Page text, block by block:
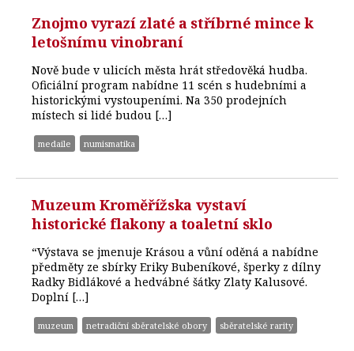
Znojmo vyrazí zlaté a stříbrné mince k
letošnímu vinobraní
Nově bude v ulicích města hrát středověká hudba.
Oficiální program nabídne 11 scén s hudebními a
historickými vystoupeními. Na 350 prodejních
místech si lidé budou […]
medaile numismatika
Muzeum Kroměřížska vystaví
historické flakony a toaletní sklo
“Výstava se jmenuje Krásou a vůní oděná a nabídne
předměty ze sbírky Eriky Bubeníkové, šperky z dílny
Radky Bidlákové a hedvábné šátky Zlaty Kalusové.
Doplní […]
muzeum netradiční sběratelské obory sběratelské rarity